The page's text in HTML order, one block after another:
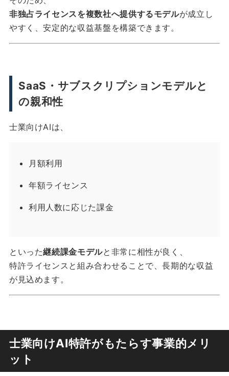
非独占ライセンスを複数社へ提供するモデルが成立し
やすく、安定的な収益基盤を構築できます。
SaaS・サブスクリプションモデルと
の親和性
士業向けAIは、
月額利用
年額ライセンス
利用人数に応じた課金
といった継続課金モデルと非常に相性が良く、
特許ライセンスと組み合わせることで、長期的な収益
が見込めます。
士業向けAI特許がもたらす事業的メリ
ット